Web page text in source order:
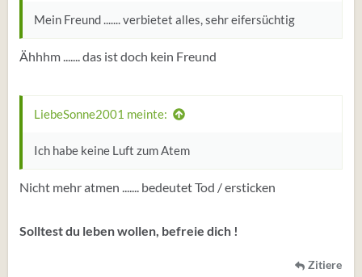
Mein Freund .......verbietet alles, sehr eifersüchtig
Ähhhm ....... das ist doch kein Freund
LiebeSonne2001 meinte:
Ich habe keine Luft zum Atem
Nicht mehr atmen ....... bedeutet Tod / ersticken
Solltest du leben wollen, befreie dich !
Zitiere